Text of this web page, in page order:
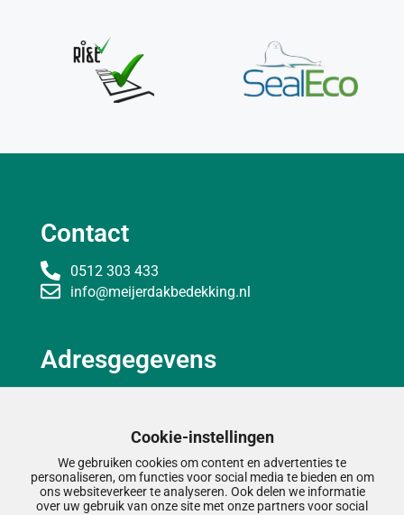
Contact
0512 303 433
info@meijerdakbedekking.nl
Adresgegevens
Handige links
Cookie-instellingen
We gebruiken cookies om content en advertenties te
personaliseren, om functies voor social media te bieden en om
ons websiteverkeer te analyseren. Ook delen we informatie
over uw gebruik van onze site met onze partners voor social